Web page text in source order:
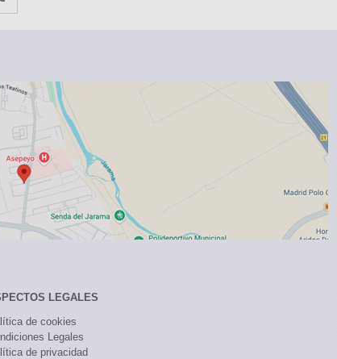
LEGALES
de cookies
Legales
de privacidad